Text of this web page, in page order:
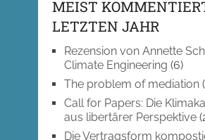
MEIST
LETZTEN JAHR
Rezension von Annette
Climate Engineering (6)
The problem of mediation
Call for Papers: Die
aus libertärer Perspektive
Die Vertragsform